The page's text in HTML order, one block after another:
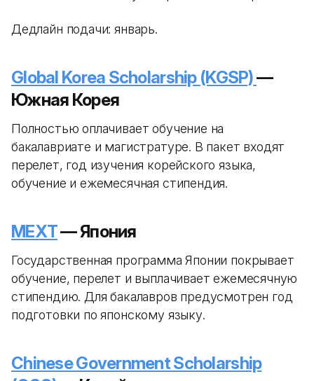
Дедлайн подачи: январь.
Global Korea Scholarship (KGSP)—
Южная Корея
Полностью оплачивает обучение на
бакалавриате и магистратуре. В пакет входят
перелет, год изучения корейского языка,
обучение и ежемесячная стипендия.
MEXT— Япония
Государственная программа Японии покрывает
обучение, перелет и выплачивает ежемесячную
стипендию. Для бакалавров предусмотрен год
подготовки по японскому языку.
Chinese Government Scholarship